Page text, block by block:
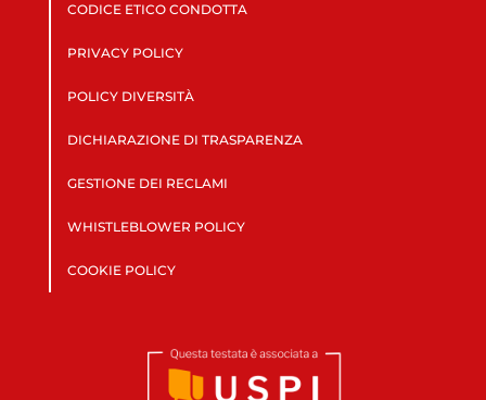
CODICE ETICO CONDOTTA
PRIVACY POLICY
POLICY DIVERSITÀ
DICHIARAZIONE DI TRASPARENZA
GESTIONE DEI RECLAMI
WHISTLEBLOWER POLICY
COOKIE POLICY